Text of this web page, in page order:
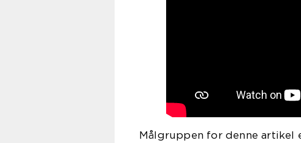
Målgruppen for denne artikel